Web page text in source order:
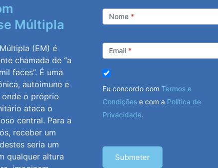
Múltipla
(EM) é
chamada de “a
faces”. É uma
autoimune e
onde o próprio
ataca o
central. Para a
receber um
seria um
qualquer altura
Newsletter
Nome *
Email *
Eu concordo com Termos e
Condições e com a Política de
Privacidade.
Submeter